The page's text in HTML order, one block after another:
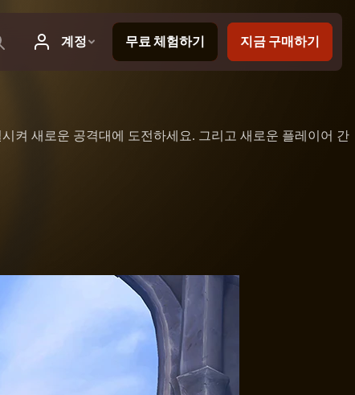
켜 새로운 공격대에 도전하세요. 그리고 새로운 플레이어 간